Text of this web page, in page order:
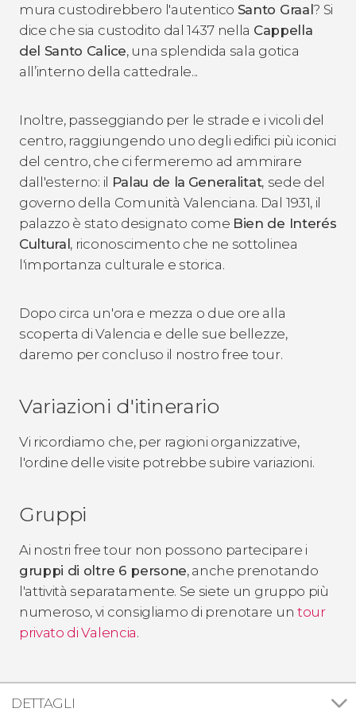
mura custodirebbero l'autentico Santo Graal? Si
dice che sia custodito dal 1437 nella Cappella
del Santo Calice, una splendida sala gotica
all’interno della cattedrale...
Inoltre, passeggiando per le strade e i vicoli del
centro, raggiungendo uno degli edifici più iconici
del centro, che ci fermeremo ad ammirare
dall'esterno: il Palau de la Generalitat, sede del
governo della Comunità Valenciana. Dal 1931, il
palazzo è stato designato come Bien de Interés
Cultural, riconoscimento che ne sottolinea
l'importanza culturale e storica.
Dopo circa un'ora e mezza o due ore alla
scoperta di Valencia e delle sue bellezze,
daremo per concluso il nostro free tour.
Variazioni d'itinerario
Vi ricordiamo che, per ragioni organizzative,
l'ordine delle visite potrebbe subire variazioni.
Gruppi
Ai nostri free tour non possono partecipare i
gruppi di oltre 6 persone, anche prenotando
l'attività separatamente. Se siete un gruppo più
numeroso, vi consigliamo di prenotare un tour
privato di Valencia.​
DETTAGLI